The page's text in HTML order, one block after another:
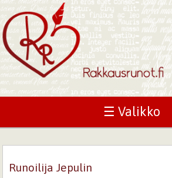
☰ Valikko
Runoilija Jepulin